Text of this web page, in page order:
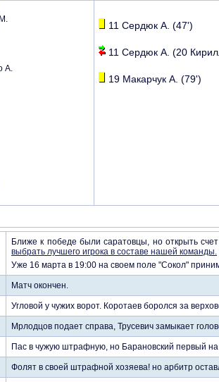
А.
11 Сердюк А. (47')
11 Сердюк А. (20
19 Макарчук А. (79')
Ближе к победе были саратовцы, но открыть
выбрать лучшего игрока в составе нашей команды.
Уже 16 марта в 19:00 на своем поле "Сокол"
Матч окончен.
Угловой у чужих ворот. Коротаев боролся за
Мрлодцов подает справа, Трусевич замыкает
Пас в чужую штрафную, но Барановский первый
Фолят в своей штрафной хозяева! но арбитр